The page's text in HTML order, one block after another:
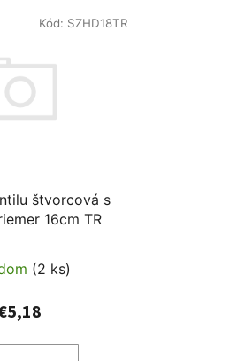
štvorcová s
16cm TR
(2 ks)
Kód: SZHD18TR